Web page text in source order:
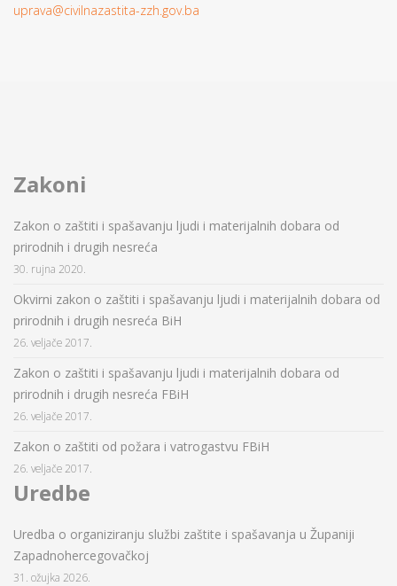
uprava@civilnazastita-zzh.gov.ba
Zakoni
Zakon o zaštiti i spašavanju ljudi i materijalnih dobara od
prirodnih i drugih nesreća
30. rujna 2020.
Okvirni zakon o zaštiti i spašavanju ljudi i materijalnih dobara od
prirodnih i drugih nesreća BiH
26. veljače 2017.
Zakon o zaštiti i spašavanju ljudi i materijalnih dobara od
prirodnih i drugih nesreća FBiH
26. veljače 2017.
Zakon o zaštiti od požara i vatrogastvu FBiH
26. veljače 2017.
Uredbe
Uredba o organiziranju službi zaštite i spašavanja u Županiji
Zapadnohercegovačkoj
31. ožujka 2026.